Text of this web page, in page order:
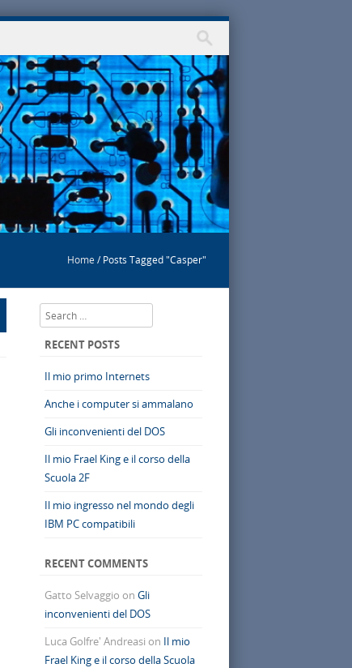
Home /Posts Tagged "Casper"
Search
RECENT POSTS
Il mio primo Internets
Anche i computer si ammalano
Gli inconvenienti del DOS
Il mio Frael King e il corso della
Scuola 2F
Il mio ingresso nel mondo degli
IBM PC compatibili
RECENT COMMENTS
Gatto Selvaggio on Gli
inconvenienti del DOS
Luca Golfre' Andreasi on Il mio
Frael King e il corso della Scuola